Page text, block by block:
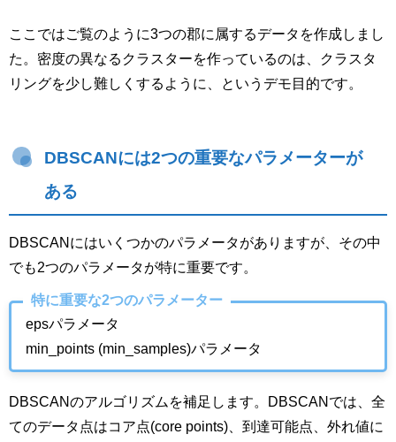
ここではご覧のように3つの郡に属するデータを作成しまし
た。密度の異なるクラスターを作っているのは、クラスタ
リングを少し難しくするように、というデモ目的です。
DBSCANには2つの重要なパラメーターが
ある
DBSCANにはいくつかのパラメータがありますが、その中
でも2つのパラメータが特に重要です。
特に重要な2つのパラメーター
epsパラメータ
min_points (min_samples)パラメータ
DBSCANのアルゴリズムを補足します。DBSCANでは、全
てのデータ点はコア点(core points)、到達可能点、外れ値に